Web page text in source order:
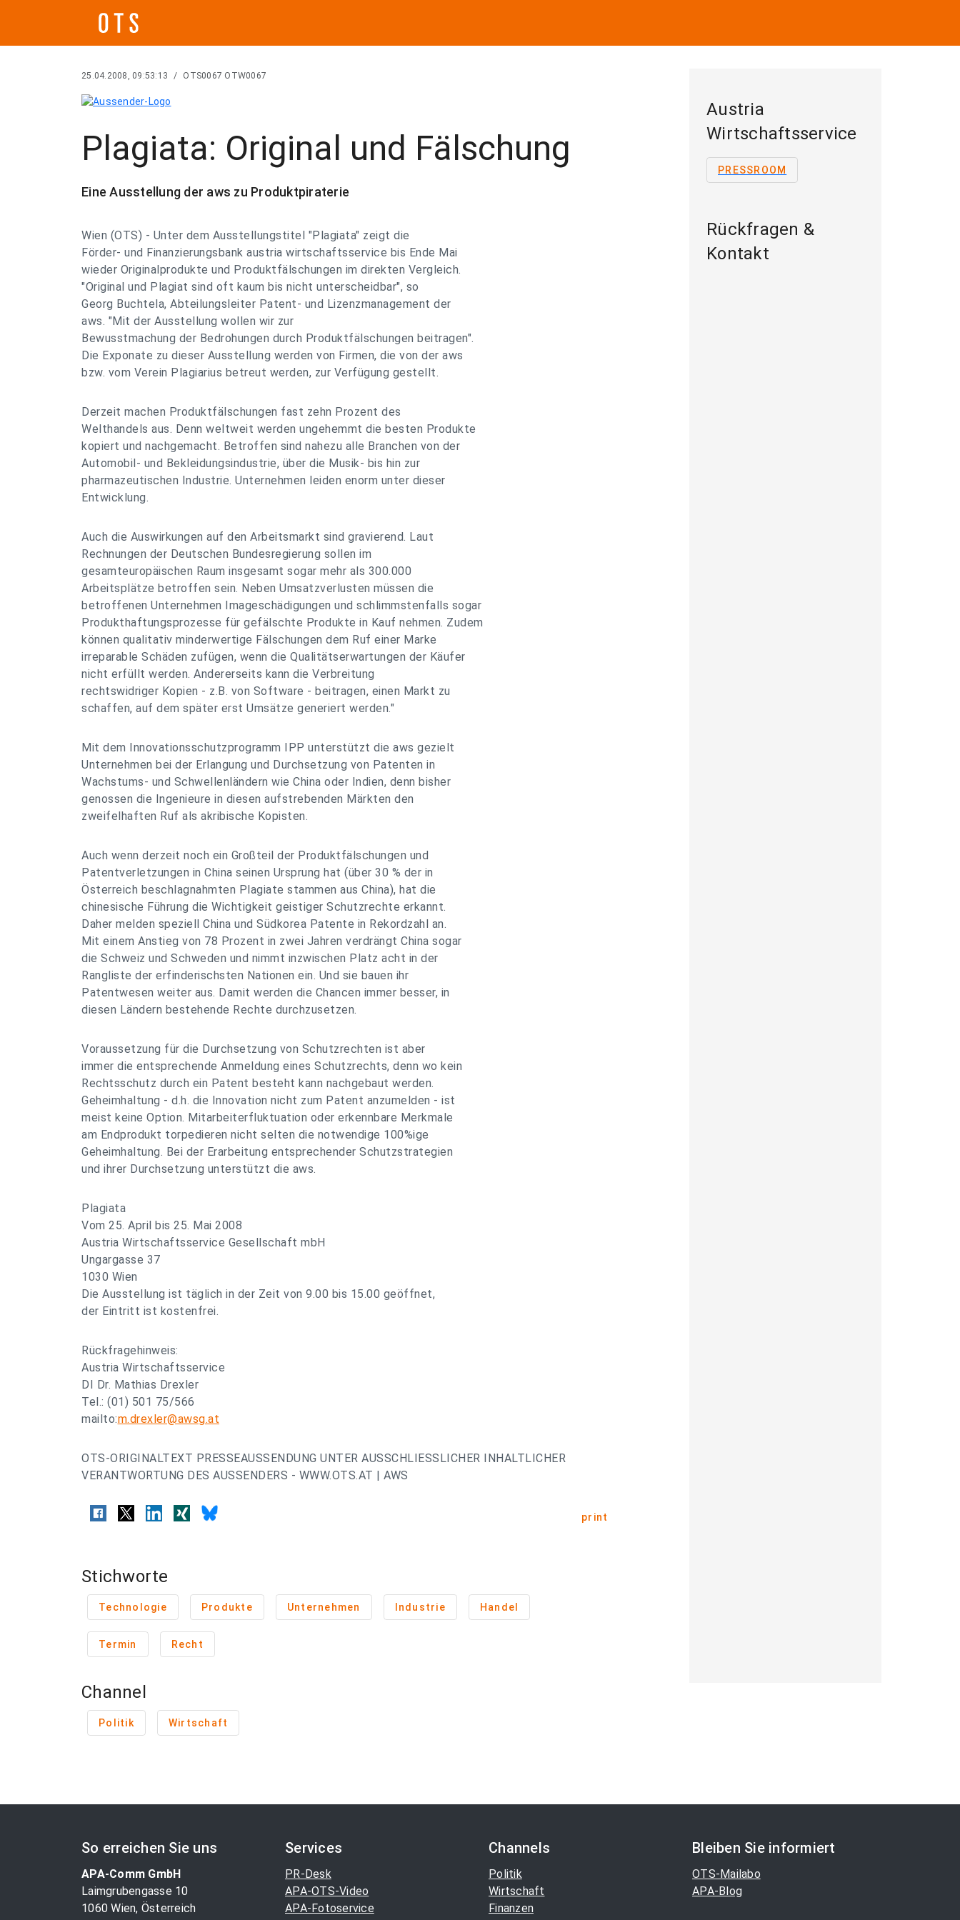
25.04.2008, 09:53:13 / OTS0067 OTW0067
Plagiata: Original und Fälschung
Eine Ausstellung der aws zu Produktpiraterie
Wien (OTS) - Unter dem Ausstellungstitel "Plagiata" zeigt die
Förder- und Finanzierungsbank austria wirtschaftsservice bis Ende Mai
wieder Originalprodukte und Produktfälschungen im direkten Vergleich.
"Original und Plagiat sind oft kaum bis nicht unterscheidbar", so
Georg Buchtela, Abteilungsleiter Patent- und Lizenzmanagement der
aws. "Mit der Ausstellung wollen wir zur
Bewusstmachung der Bedrohungen durch Produktfälschungen beitragen".
Die Exponate zu dieser Ausstellung werden von Firmen, die von der aws
bzw. vom Verein Plagiarius betreut werden, zur Verfügung gestellt.
Derzeit machen Produktfälschungen fast zehn Prozent des
Welthandels aus. Denn weltweit werden ungehemmt die besten Produkte
kopiert und nachgemacht. Betroffen sind nahezu alle Branchen von der
Automobil- und Bekleidungsindustrie, über die Musik- bis hin zur
pharmazeutischen Industrie. Unternehmen leiden enorm unter dieser
Entwicklung.
Auch die Auswirkungen auf den Arbeitsmarkt sind gravierend. Laut
Rechnungen der Deutschen Bundesregierung sollen im
gesamteuropäischen Raum insgesamt sogar mehr als 300.000
Arbeitsplätze betroffen sein. Neben Umsatzverlusten müssen die
betroffenen Unternehmen Imageschädigungen und schlimmstenfalls sogar
Produkthaftungsprozesse für gefälschte Produkte in Kauf nehmen. Zudem
können qualitativ minderwertige Fälschungen dem Ruf einer Marke
irreparable Schäden zufügen, wenn die Qualitätserwartungen der Käufer
nicht erfüllt werden. Andererseits kann die Verbreitung
rechtswidriger Kopien - z.B. von Software - beitragen, einen Markt zu
schaffen, auf dem später erst Umsätze generiert werden."
Mit dem Innovationsschutzprogramm IPP unterstützt die aws gezielt
Unternehmen bei der Erlangung und Durchsetzung von Patenten in
Wachstums- und Schwellenländern wie China oder Indien, denn bisher
genossen die Ingenieure in diesen aufstrebenden Märkten den
zweifelhaften Ruf als akribische Kopisten.
Auch wenn derzeit noch ein Großteil der Produktfälschungen und
Patentverletzungen in China seinen Ursprung hat (über 30 % der in
Österreich beschlagnahmten Plagiate stammen aus China), hat die
chinesische Führung die Wichtigkeit geistiger Schutzrechte erkannt.
Daher melden speziell China und Südkorea Patente in Rekordzahl an.
Mit einem Anstieg von 78 Prozent in zwei Jahren verdrängt China sogar
die Schweiz und Schweden und nimmt inzwischen Platz acht in der
Rangliste der erfinderischsten Nationen ein. Und sie bauen ihr
Patentwesen weiter aus. Damit werden die Chancen immer besser, in
diesen Ländern bestehende Rechte durchzusetzen.
Voraussetzung für die Durchsetzung von Schutzrechten ist aber
immer die entsprechende Anmeldung eines Schutzrechts, denn wo kein
Rechtsschutz durch ein Patent besteht kann nachgebaut werden.
Geheimhaltung - d.h. die Innovation nicht zum Patent anzumelden - ist
meist keine Option. Mitarbeiterfluktuation oder erkennbare Merkmale
am Endprodukt torpedieren nicht selten die notwendige 100%ige
Geheimhaltung. Bei der Erarbeitung entsprechender Schutzstrategien
und ihrer Durchsetzung unterstützt die aws.
Plagiata
Vom 25. April bis 25. Mai 2008
Austria Wirtschaftsservice Gesellschaft mbH
Ungargasse 37
1030 Wien
Die Ausstellung ist täglich in der Zeit von 9.00 bis 15.00 geöffnet,
der Eintritt ist kostenfrei.
Rückfragehinweis:
Austria Wirtschaftsservice
DI Dr. Mathias Drexler
Tel.: (01) 501 75/566
mailto:m.drexler@awsg.at
OTS-ORIGINALTEXT PRESSEAUSSENDUNG UNTER AUSSCHLIESSLICHER INHALTLICHER
VERANTWORTUNG DES AUSSENDERS - WWW.OTS.AT | AWS
print
Stichworte
Technologie Produkte Unternehmen Industrie Handel
Termin Recht
Channel
Politik Wirtschaft
Austria
Wirtschaftsservice
PRESSROOM
Rückfragen &
Kontakt
So erreichen Sie uns
APA-Comm GmbH
Laimgrubengasse 10
1060 Wien, Österreich
Services
PR-Desk
APA-OTS-Video
APA-Fotoservice
Channels
Politik
Wirtschaft
Finanzen
Bleiben Sie informiert
OTS-Mailabo
APA-Blog